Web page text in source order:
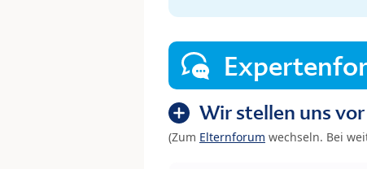
Wir stellen uns vor
(Zum Elternforum wechseln. Bei